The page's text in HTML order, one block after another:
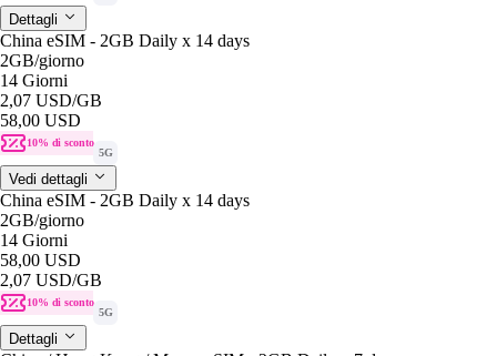
Dettagli
China eSIM - 2GB Daily x 14 days
2GB/giorno
14 Giorni
2,07 USD/GB
58,00 USD
10% di sconto
5G
Vedi dettagli
China eSIM - 2GB Daily x 14 days
2GB/giorno
14 Giorni
58,00 USD
2,07 USD/GB
10% di sconto
5G
Dettagli